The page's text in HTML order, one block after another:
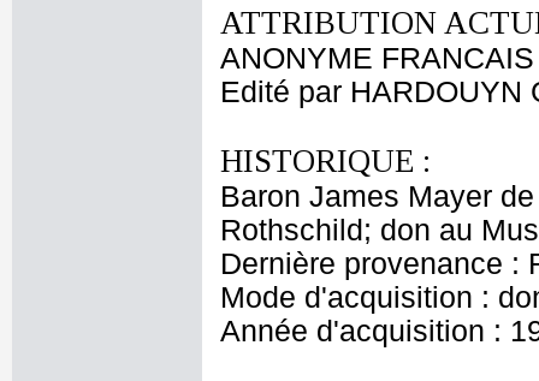
ATTRIBUTION
ANONYME
Edité par HARDOUYN
HISTORIQUE :
Baron James Mayer
Rothschild; don au
Dernière provenance :
Mode d'acquisition :
Année d'acquisition :